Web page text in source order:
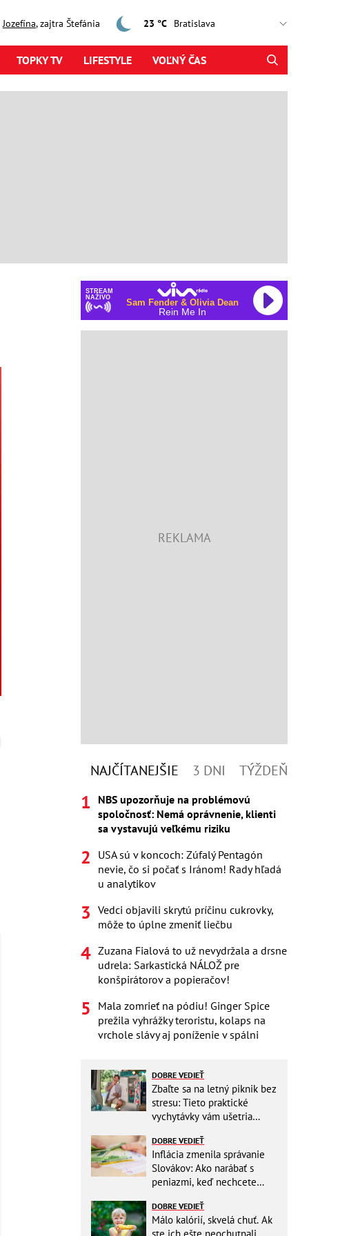
Jozefína, zajtra Štefánia 23 °C
TOPKY TV LIFESTYLE VOĽNÝ ČAS
STREAM
NAŽIVO
Sam Fender & Olivia Dean
Rein Me In
NAJČÍTANEJŠIE 3 DNI TÝŽDEŇ
NBS upozorňuje na problémovú
spoločnosť: Nemá oprávnenie, klienti
sa vystavujú veľkému riziku
USA sú v koncoch: Zúfalý Pentagón
nevie, čo si počať s Iránom! Rady hľadá
u analytikov
Vedci objavili skrytú príčinu cukrovky,
môže to úplne zmeniť liečbu
Zuzana Fialová to už nevydržala a drsne
udrela: Sarkastická NÁLOŽ pre
konšpirátorov a popieračov!
Mala zomrieť na pódiu! Ginger Spice
prežila vyhrážky teroristu, kolaps na
vrchole slávy aj poníženie v spálni
DOBRE VEDIEŤ
Zbaľte sa na letný piknik bez
stresu: Tieto praktické
vychytávky vám ušetria
DOBRE VEDIEŤ
Inflácia zmenila správanie
Slovákov: Ako narábať s
peniazmi, keď nechcete
DOBRE VEDIEŤ
Málo kalórií, skvelá chuť. Ak